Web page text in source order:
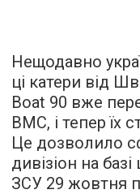
Нещодавно
ці катери від
Boat 90 вже
ВМС, і тепер їх
Це дозволило
дивізіон на
ЗСУ 29 жовтня